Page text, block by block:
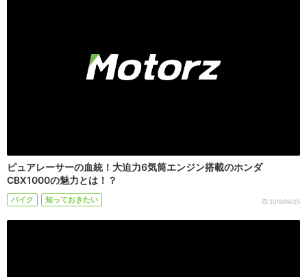
ピュアレーサーの血統！大迫力6気筒エンジン搭載のホンダ
CBX1000の魅力とは！？
バイク 知っておきたい 2018/06/25